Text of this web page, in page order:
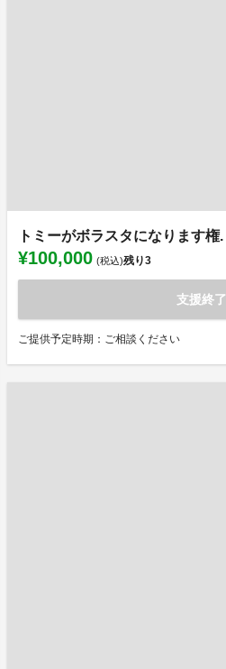
トミーがボラスタになります権.
¥100,000 (税込)残り3
支援終了
ご提供予定時期：ご相談ください